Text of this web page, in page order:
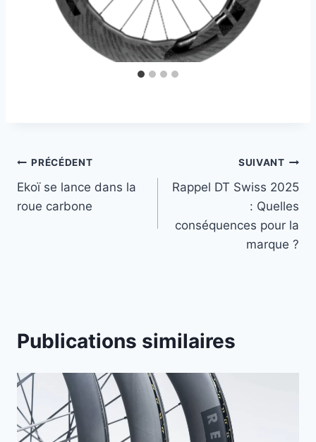
Navigation
de
PRÉCÉDENT
Ekoï se lance dans la
roue carbone
SUIVANT
Rappel DT Swiss 2025
: Quelles
conséquences pour la
marque ?
Publications similaires